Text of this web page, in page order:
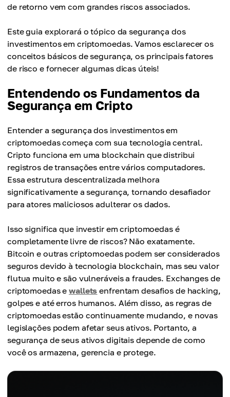
de retorno vem com grandes riscos associados.
Este guia explorará o tópico da segurança dos
investimentos em criptomoedas. Vamos esclarecer os
conceitos básicos de segurança, os principais fatores
de risco e fornecer algumas dicas úteis!
Entendendo os Fundamentos da
Segurança em Cripto
Entender a segurança dos investimentos em
criptomoedas começa com sua tecnologia central.
Cripto funciona em uma blockchain que distribui
registros de transações entre vários computadores.
Essa estrutura descentralizada melhora
significativamente a segurança, tornando desafiador
para atores maliciosos adulterar os dados.
Isso significa que investir em criptomoedas é
completamente livre de riscos? Não exatamente.
Bitcoin e outras criptomoedas podem ser considerados
seguros devido à tecnologia blockchain, mas seu valor
flutua muito e são vulneráveis a fraudes. Exchanges de
criptomoedas ewallets enfrentam desafios de hacking,
golpes e até erros humanos. Além disso, as regras de
criptomoedas estão continuamente mudando, e novas
legislações podem afetar seus ativos. Portanto, a
segurança de seus ativos digitais depende de como
você os armazena, gerencia e protege.